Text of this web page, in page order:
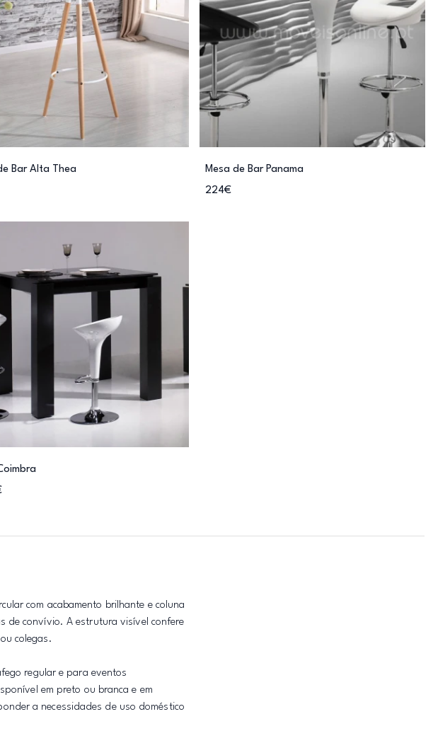
Bar Alta Thea
Mesa de Bar Panama
224€
com acabamento brilhante e coluna
de convívio. A estrutura visível confere
colegas.
regular e para eventos
em preto ou branca e em
a necessidades de uso doméstico